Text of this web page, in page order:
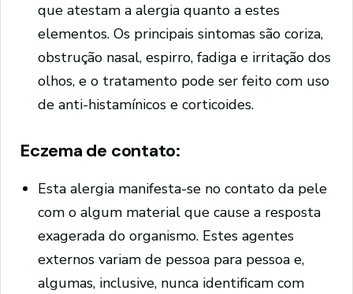
que atestam a alergia quanto a estes
elementos. Os principais sintomas são coriza,
obstrução nasal, espirro, fadiga e irritação dos
olhos, e o tratamento pode ser feito com uso
de anti-histamínicos e corticoides.
Eczema de contato:
Esta alergia manifesta-se no contato da pele
com o algum material que cause a resposta
exagerada do organismo. Estes agentes
externos variam de pessoa para pessoa e,
algumas, inclusive, nunca identificam com